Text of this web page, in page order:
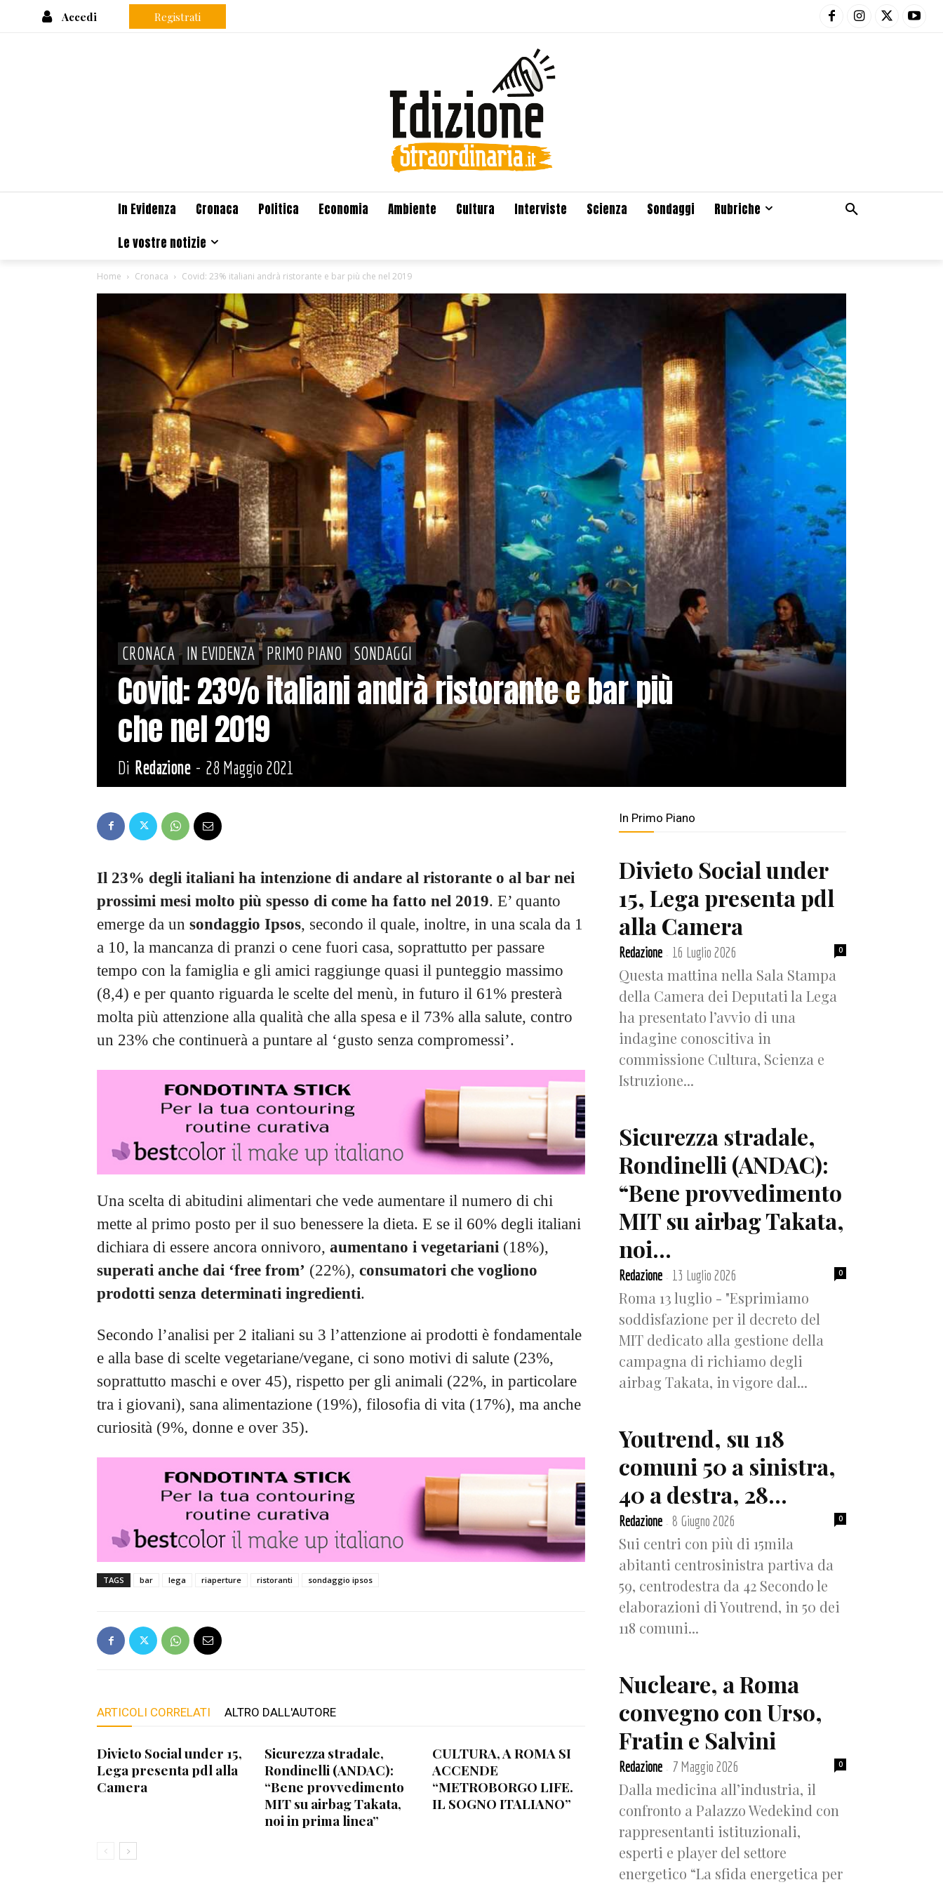
Accedi Registrati
In Evidenza Cronaca Politica Economia Ambiente Cultura Interviste Scienza Sondaggi
Rubriche
Le vostre notizie
Home Cronaca Covid: 23% italiani andrà ristorante e bar più che nel 2019
CRONACA IN EVIDENZA PRIMO PIANO SONDAGGI
Covid: 23% italiani andrà ristorante e bar più
che nel 2019
Di Redazione - 28 Maggio 2021
Il 23% degli italiani ha intenzione di andare al ristorante o al bar nei
prossimi mesi molto più spesso di come ha fatto nel 2019. E’ quanto
emerge da un sondaggio Ipsos, secondo il quale, inoltre, in una scala da 1
a 10, la mancanza di pranzi o cene fuori casa, soprattutto per passare
tempo con la famiglia e gli amici raggiunge quasi il punteggio massimo
(8,4) e per quanto riguarda le scelte del menù, in futuro il 61% presterà
molta più attenzione alla qualità che alla spesa e il 73% alla salute, contro
un 23% che continuerà a puntare al ‘gusto senza compromessi’.
Una scelta di abitudini alimentari che vede aumentare il numero di chi
mette al primo posto per il suo benessere la dieta. E se il 60% degli italiani
dichiara di essere ancora onnivoro, aumentano i vegetariani (18%),
superati anche dai ‘free from’ (22%), consumatori che vogliono
prodotti senza determinati ingredienti.
Secondo l’analisi per 2 italiani su 3 l’attenzione ai prodotti è fondamentale
e alla base di scelte vegetariane/vegane, ci sono motivi di salute (23%,
soprattutto maschi e over 45), rispetto per gli animali (22%, in particolare
tra i giovani), sana alimentazione (19%), filosofia di vita (17%), ma anche
curiosità (9%, donne e over 35).
TAGS bar lega riaperture ristoranti sondaggio ipsos
ARTICOLI CORRELATI ALTRO DALL'AUTORE
Divieto Social under 15,
Lega presenta pdl alla
Camera
Sicurezza stradale,
Rondinelli (ANDAC):
“Bene provvedimento
MIT su airbag Takata,
noi in prima linea”
CULTURA, A ROMA SI
ACCENDE
“METROBORGO LIFE.
IL SOGNO ITALIANO”
In Primo Piano
Divieto Social under
15, Lega presenta pdl
alla Camera
Redazione - 16 Luglio 2026 0
Questa mattina nella Sala Stampa
della Camera dei Deputati la Lega
ha presentato l’avvio di una
indagine conoscitiva in
commissione Cultura, Scienza e
Istruzione...
Sicurezza stradale,
Rondinelli (ANDAC):
“Bene provvedimento
MIT su airbag Takata,
noi...
Redazione - 13 Luglio 2026 0
Roma 13 luglio - "Esprimiamo
soddisfazione per il decreto del
MIT dedicato alla gestione della
campagna di richiamo degli
airbag Takata, in vigore dal...
Youtrend, su 118
comuni 50 a sinistra,
40 a destra, 28...
Redazione - 8 Giugno 2026 0
Sui centri con più di 15mila
abitanti centrosinistra partiva da
59, centrodestra da 42 Secondo le
elaborazioni di Youtrend, in 50 dei
118 comuni...
Nucleare, a Roma
convegno con Urso,
Fratin e Salvini
Redazione - 7 Maggio 2026 0
Dalla medicina all’industria, il
confronto a Palazzo Wedekind con
rappresentanti istituzionali,
esperti e player del settore
energetico “La sfida energetica per